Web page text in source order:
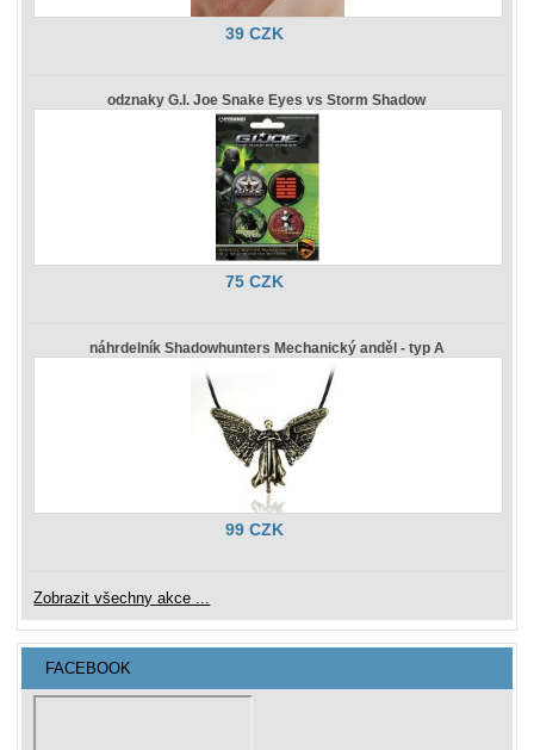
39 CZK
odznaky G.I. Joe Snake Eyes vs Storm Shadow
75 CZK
náhrdelník Shadowhunters Mechanický anděl - typ A
99 CZK
Zobrazit všechny akce ...
FACEBOOK